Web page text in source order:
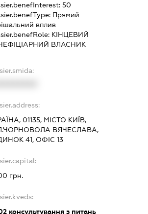
50
Прямий
вплив
КІНЦЕВИЙ
ВЛАСНИК
01135, МІСТО КИЇВ,
ВЯЧЕСЛАВА,
41, ОФІС 13
грн.
консультування з питань